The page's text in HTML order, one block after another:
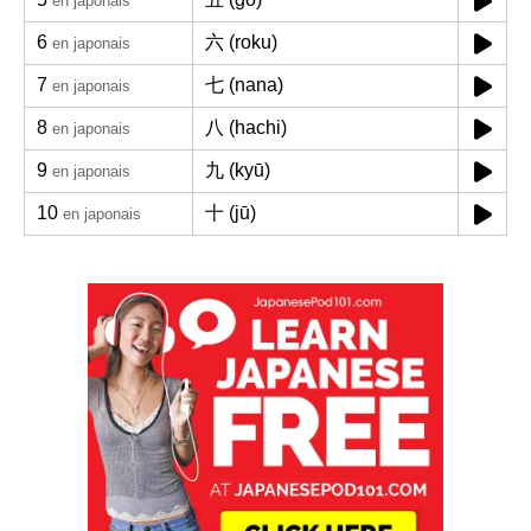
6 en japonais 六 (roku)
7 en japonais 七 (nana)
8 en japonais 八 (hachi)
9 en japonais 九 (kyū)
10 en japonais 十 (jū)